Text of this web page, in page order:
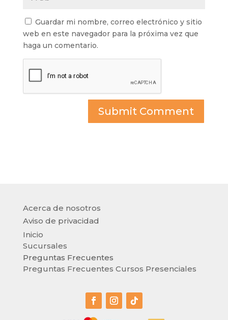
Guardar mi nombre, correo electrónico y sitio
web en este navegador para la próxima vez que
haga un comentario.
Acerca de nosotros
Aviso de privacidad
Inicio
Sucursales
Preguntas Frecuentes
Preguntas Frecuentes Cursos Presenciales